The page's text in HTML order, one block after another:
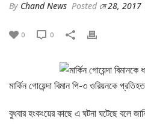
By Chand News Posted মে 28, 2017
0 0
মার্কিন গোয়েন্দা বিমান পি-৩ ওরিয়নকে
বুধবার হংকংয়ের কাছে এ ঘটনা ঘটেছে বলে